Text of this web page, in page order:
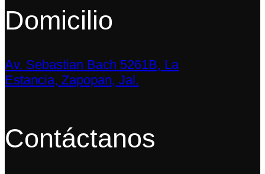
Domicilio
Av. Sebastian Bach 5261B, La
Estancia, Zapopan, Jal.
Contáctanos